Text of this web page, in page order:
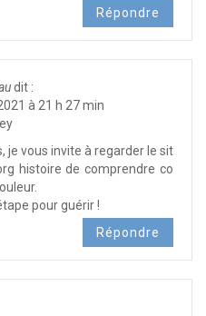
Répondre
dit :
à 21 h 27 min
je vous invite à regarder le sit
histoire de comprendre co
pour guérir !
Répondre